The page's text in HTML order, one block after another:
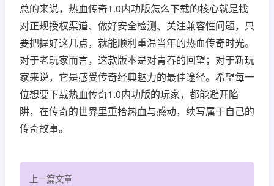
总的来说，热血传奇1.0内功版怎么下载的核心就是找
对正规授权渠道、做好安全检测、关注兼容性问题，只
要把握好这几点，就能顺利重温当年的热血传奇时光。
对于老玩家而言，这款版本是对青春的回望；对于新玩
家来说，它是感受传奇经典魅力的最佳途径。希望每一
位想要下载热血传奇1.0内功版的玩家，都能避开陷
阱，在传奇的世界里重拾热血与感动，续写属于自己的
传奇故事。
上一篇文章